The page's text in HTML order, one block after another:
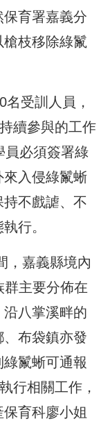
育署嘉義分
枝移除綠鬣
受訓人員，
續參與的工作
員必須簽署綠
入侵綠鬣蜥
不戲謔、不
行。
，嘉義縣境內
群主要分佈在
八掌溪畔的
布袋鎮亦發
鬣蜥可通報
行相關工作，
育科廖小姐